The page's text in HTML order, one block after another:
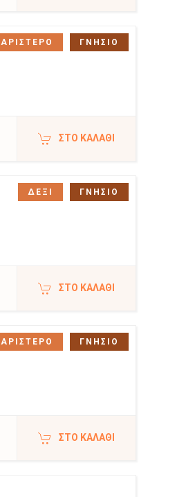
ΣΤΟ ΚΑΛΆΘΙ
ΑΡΙΣΤΕΡΟ ΓΝΗΣΙΟ
ΣΤΟ ΚΑΛΆΘΙ
ΔΕΞΙ ΓΝΗΣΙΟ
ΣΤΟ ΚΑΛΆΘΙ
ΑΡΙΣΤΕΡΟ ΓΝΗΣΙΟ